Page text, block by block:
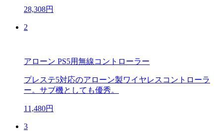
28,308円
2
アローン PS5用無線コントローラー
プレステ5対応のアローン製ワイヤレスコントローラ
ー。サブ機としても優秀。
11,480円
3